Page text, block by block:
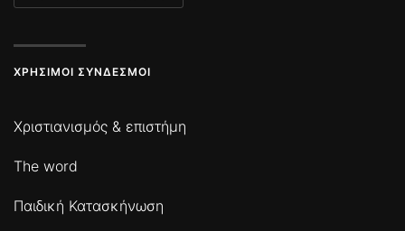
ΧΡΉΣΙΜΟΙ ΣΎΝΔΕΣΜΟΙ
Χριστιανισμός & επιστήμη
The word
Παιδική Κατασκήνωση